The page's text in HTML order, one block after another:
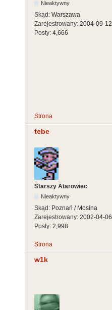
Nieaktywny
Skąd: Warszawa
Zarejestrowany: 2004-09-12
Posty: 4,666
Strona
tebe
Starszy Atarowiec
Nieaktywny
Skąd: Poznań / Mosina
Zarejestrowany: 2002-04-06
Posty: 2,998
Strona
w1k